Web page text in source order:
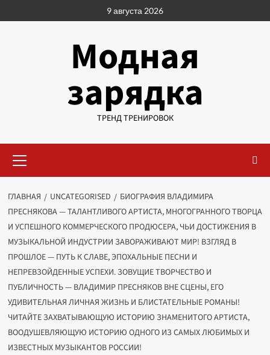
к
9 августа 2026
Модная
зарядка
ТРЕНД ТРЕНИРОВОК
меню
ГЛАВНАЯ UNCATEGORISED
БИОГРАФИЯ ВЛАДИМИРА
ПРЕСНЯКОВА — ТАЛАНТЛИВОГО АРТИСТА, МНОГОГРАННОГО ТВОРЦА
И УСПЕШНОГО КОММЕРЧЕСКОГО ПРОДЮСЕРА, ЧЬИ ДОСТИЖЕНИЯ В
МУЗЫКАЛЬНОЙ ИНДУСТРИИ ЗАВОРАЖИВАЮТ МИР! ВЗГЛЯД В
ПРОШЛОЕ — ПУТЬ К СЛАВЕ, ЭПОХАЛЬНЫЕ ПЕСНИ И
НЕПРЕВЗОЙДЕННЫЕ УСПЕХИ. ЗОВУЩИЕ ТВОРЧЕСТВО И
ПУБЛИЧНОСТЬ — ВЛАДИМИР ПРЕСНЯКОВ ВНЕ СЦЕНЫ, ЕГО
УДИВИТЕЛЬНАЯ ЛИЧНАЯ ЖИЗНЬ И БЛИСТАТЕЛЬНЫЕ РОМАНЫ!
ЧИТАЙТЕ ЗАХВАТЫВАЮЩУЮ ИСТОРИЮ ЗНАМЕНИТОГО АРТИСТА,
ВООДУШЕВЛЯЮЩУЮ ИСТОРИЮ ОДНОГО ИЗ САМЫХ ЛЮБИМЫХ И
ИЗВЕСТНЫХ МУЗЫКАНТОВ РОССИИ!